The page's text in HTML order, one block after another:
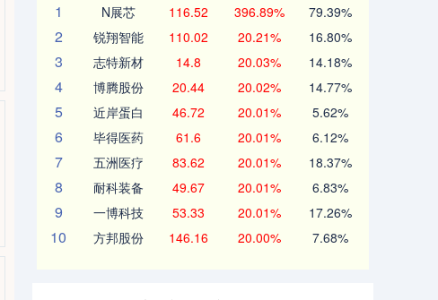
1
N展芯 116.52 396.89% 79.39%
2 锐翔智能 110.02 20.21% 16.80%
3 志特新材 14.8 20.03% 14.18%
4 博腾股份 20.44 20.02% 14.77%
5 近岸蛋白 46.72 20.01% 5.62%
6 毕得医药 61.6 20.01% 6.12%
7 五洲医疗 83.62 20.01% 18.37%
8 耐科装备 49.67 20.01% 6.83%
9 一博科技 53.33 20.01% 17.26%
10 方邦股份 146.16 20.00% 7.68%